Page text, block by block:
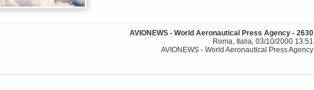
AVIONEWS - World Aeronautical Press Agency - 2630
Roma, Italia, 03/10/2000 13:51
AVIONEWS - World Aeronautical Press Agency